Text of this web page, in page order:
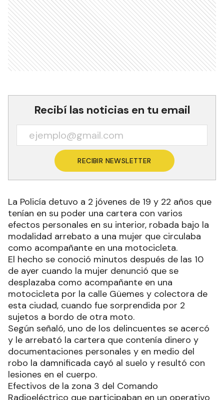
Recibí las noticias en tu email
RECIBIR NEWSLETTER
La Policía detuvo a 2 jóvenes de 19 y 22 años que
tenían en su poder una cartera con varios
efectos personales en su interior, robada bajo la
modalidad arrebato a una mujer que circulaba
como acompañante en una motocicleta.
El hecho se conoció minutos después de las 10
de ayer cuando la mujer denunció que se
desplazaba como acompañante en una
motocicleta por la calle Güemes y colectora de
esta ciudad, cuando fue sorprendida por 2
sujetos a bordo de otra moto.
Según señaló, uno de los delincuentes se acercó
y le arrebató la cartera que contenía dinero y
documentaciones personales y en medio del
robo la damnificada cayó al suelo y resultó con
lesiones en el cuerpo.
Efectivos de la zona 3 del Comando